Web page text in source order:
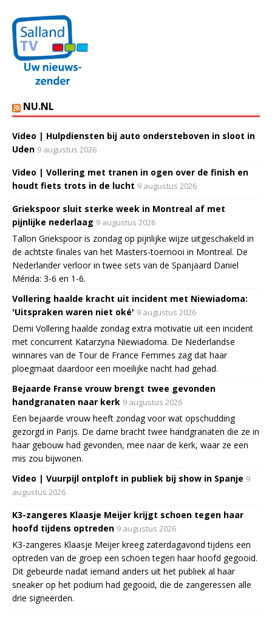
NU.NL
Video | Hulpdiensten bij auto ondersteboven in sloot in
Uden 9 augustus 2026
Video | Vollering met tranen in ogen over de finish en
houdt fiets trots in de lucht 9 augustus 2026
Griekspoor sluit sterke week in Montreal af met
pijnlijke nederlaag 9 augustus 2026
Tallon Griekspoor is zondag op pijnlijke wijze uitgeschakeld in
de achtste finales van het Masters-toernooi in Montreal. De
Nederlander verloor in twee sets van de Spanjaard Daniel
Mérida: 3-6 en 1-6.
Vollering haalde kracht uit incident met Niewiadoma:
'Uitspraken waren niet oké' 9 augustus 2026
Demi Vollering haalde zondag extra motivatie uit een incident
met concurrent Katarzyna Niewiadoma. De Nederlandse
winnares van de Tour de France Femmes zag dat haar
ploegmaat daardoor een moeilijke nacht had gehad.
Bejaarde Franse vrouw brengt twee gevonden
handgranaten naar kerk 9 augustus 2026
Een bejaarde vrouw heeft zondag voor wat opschudding
gezorgd in Parijs. De dame bracht twee handgranaten die ze in
haar gebouw had gevonden, mee naar de kerk, waar ze een
mis zou bijwonen.
Video | Vuurpijl ontploft in publiek bij show in Spanje 9
augustus 2026
K3-zangeres Klaasje Meijer krijgt schoen tegen haar
hoofd tijdens optreden 9 augustus 2026
K3-zangeres Klaasje Meijer kreeg zaterdagavond tijdens een
optreden van de groep een schoen tegen haar hoofd gegooid.
Dit gebeurde nadat iemand anders uit het publiek al haar
sneaker op het podium had gegooid, die de zangeressen alle
drie signeerden.